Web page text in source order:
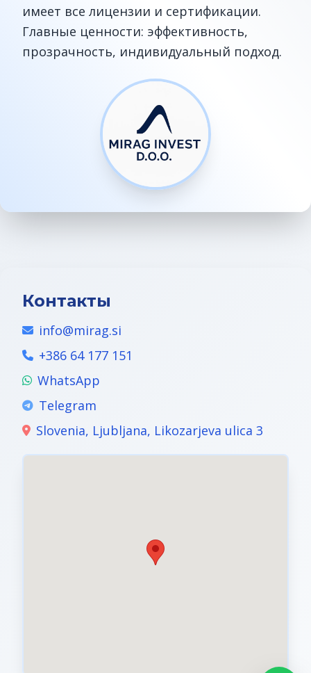
Дома до € 100 000
ВНЖ в Словении
имеет все лицензии и сертификации.
Главные ценности: эффективность,
прозрачность, индивидуальный подход.
Контакты
info@mirag.si
+386 64 177 151
WhatsApp
Telegram
Slovenia, Ljubljana, Likozarjeva ulica 3